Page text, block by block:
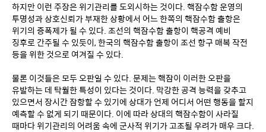
하지만 이런 주장은 위기관리를 도외시하는 것이다. 핵잠수함 운영의
투명성과 상호신뢰가 부재한 상황에서 어느 한쪽의 핵잠수함 출항은
위기의 증폭제가 될 수 있다. 조선의 핵잠수함 출항이 핵공격 예비
징후로 간주될 수 있듯이, 한국의 핵잠수함 출항이 조선 항구 매복 작전
등을 위한 것으로 여겨질 수 있다.
물론 이것들은 모두 오판일 수 있다. 문제는 핵잠이 이러한 오판을
유발하는 데 탁월한 특성이 있다는 것이다. 막강한 공격 능력을 갖추고
있으면서 장시간 잠항할 수 있기에 상대가 언제 어디서 어떤 행동을 할지
예측할 수 없게 되기 때문이다. 이에 따라 상대의 핵잠수함이 사라질
때마다 위기관리의 어려움 속에 군사적 위기가 고조될 우려가 매우 크다.